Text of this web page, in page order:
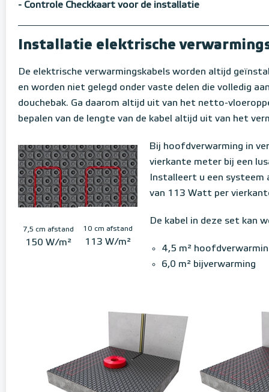
- Controle Checkkaart voor de installatie
Installatie elektrische
De elektrische verwarmingskabels worden altijd
en worden niet gelegd onder vaste delen die volledig
douchebak. Ga daarom altijd uit van het netto-
bepalen van de lengte van de kabel altijd uit van het
7,5 cm afstand
150 W/m²
10 cm afstand
113 W/m²
Bij hoofdverwarming in
vierkante meter bij een
Installeert u een systeem
van 113 Watt per
De kabel in deze set kan
4,5 m²
6,0 m² bijverwarming